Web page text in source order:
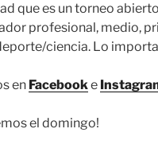
que es un torneo
profesional, medio,
ciencia. Lo
en Facebooke
el domingo!